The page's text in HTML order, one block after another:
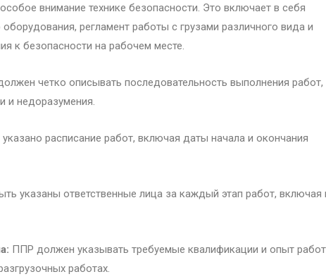
внимание технике безопасности. Это включает в себя
регламент работы с грузами различного вида и
к безопасности на рабочем месте.
четко описывать последовательность выполнения работ,
и недоразумения.
расписание работ, включая даты начала и окончания
указаны ответственные лица за каждый этап работ, включая
ППР должен указывать требуемые квалификации и опыт
работах.